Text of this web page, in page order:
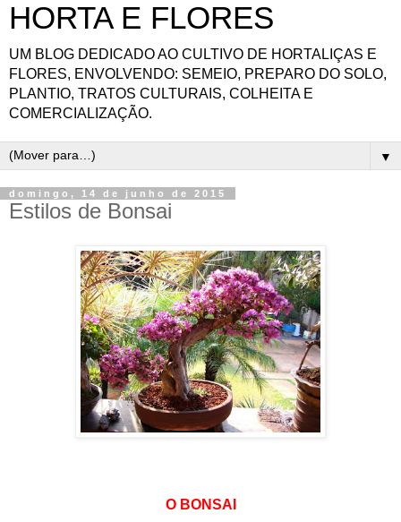
HORTA E FLORES
UM BLOG DEDICADO AO CULTIVO DE HORTALIÇAS E
FLORES, ENVOLVENDO: SEMEIO, PREPARO DO SOLO,
PLANTIO, TRATOS CULTURAIS, COLHEITA E
COMERCIALIZAÇÃO.
▼
domingo, 14 de junho de 2015
Estilos de Bonsai
O BONSAI